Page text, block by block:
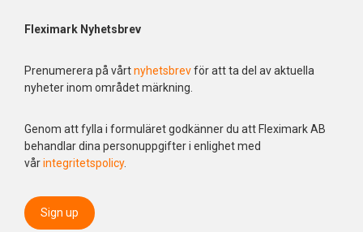
Fleximark Nyhetsbrev
Prenumerera på vårtnyhetsbrevför att ta del av aktuella
nyheter inom området märkning.
Genom att fylla i formuläret godkänner du att Fleximark AB
behandlar dina personuppgifter i enlighet med
vårintegritetspolicy.
Sign up